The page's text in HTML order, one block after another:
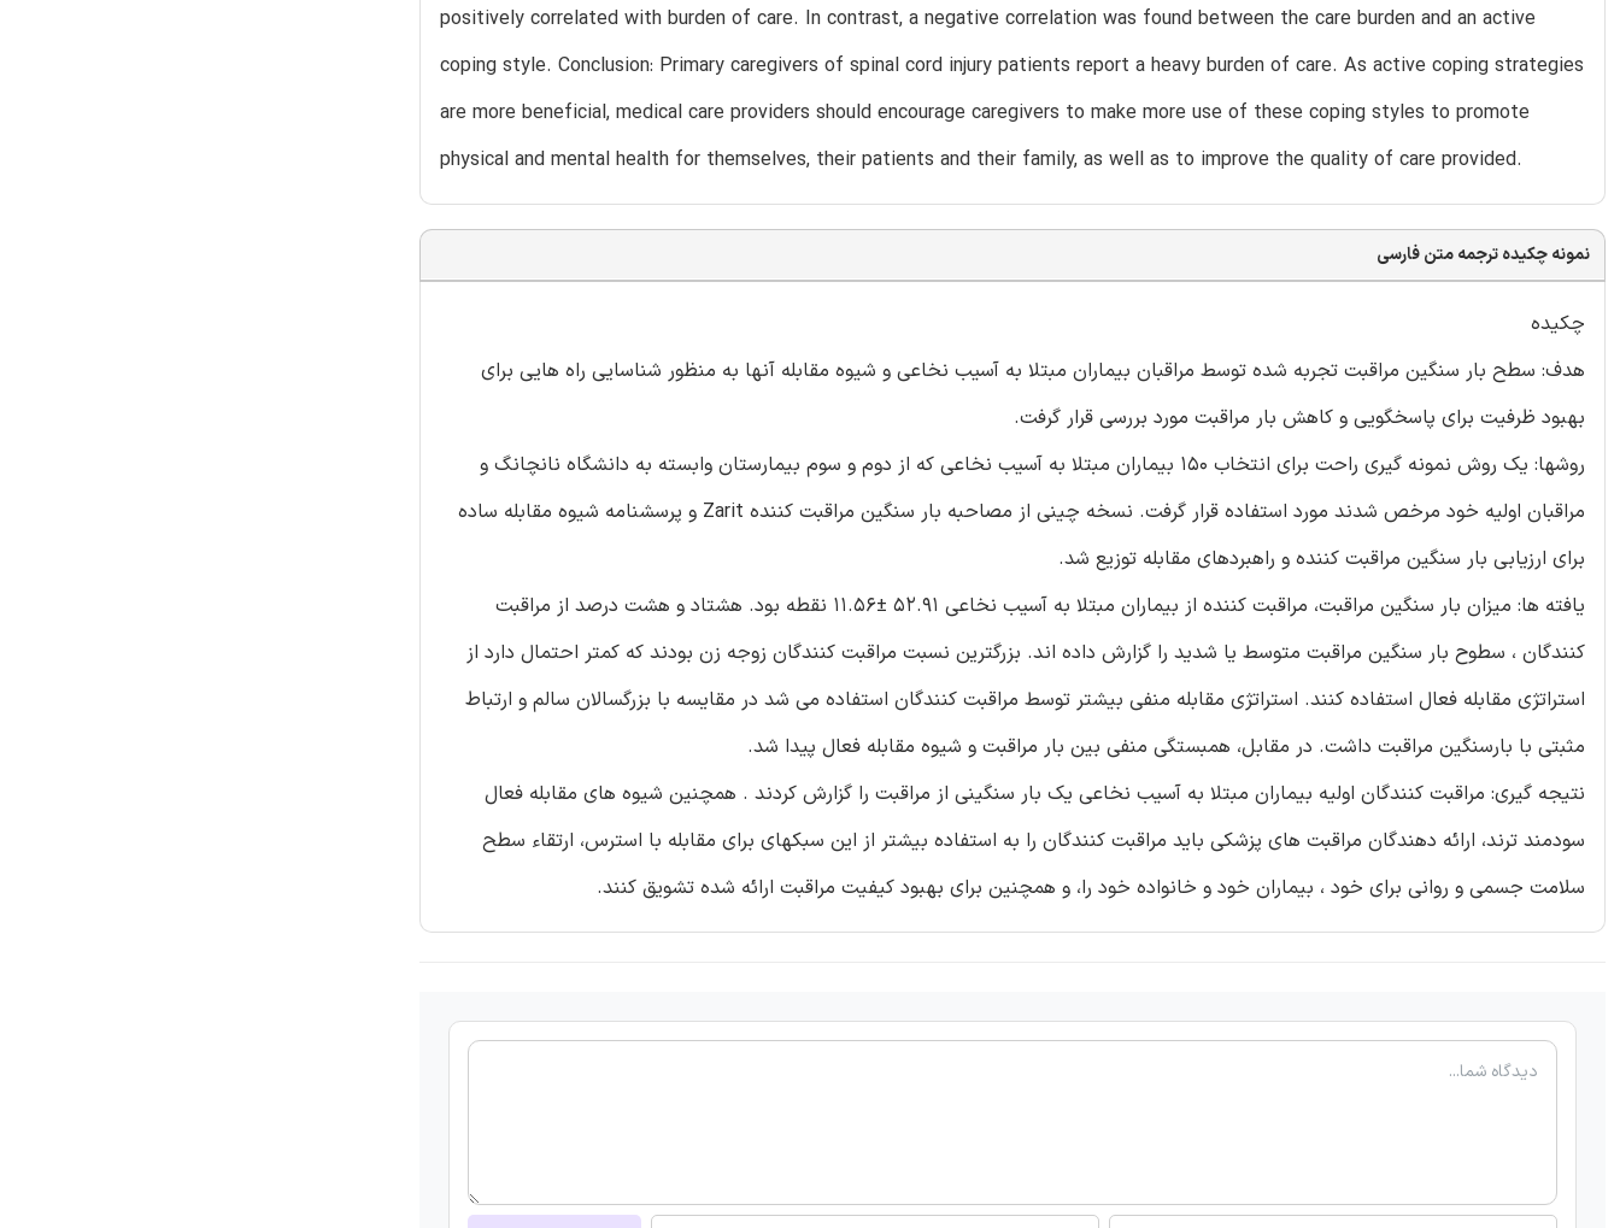
positively correlated with burden of care. In contrast, a negative correlation was found between the care burden and an active
coping style. Conclusion: Primary caregivers of spinal cord injury patients report a heavy burden of care. As active coping strategies
are more beneficial, medical care providers should encourage caregivers to make more use of these coping styles to promote
physical and mental health for themselves, their patients and their family, as well as to improve the quality of care provided.
نمونه چکیده ترجمه متن فارسی
چکیده
هدف: سطح بار سنگین مراقبت تجربه شده توسط مراقبان بیماران مبتلا به آسیب نخاعی و شیوه مقابله آنها به منظور شناسایی راه هایی برای
بهبود ظرفیت برای پاسخگویی و کاهش بار مراقبت مورد بررسی قرار گرفت.
روشها: یک روش نمونه گیری راحت برای انتخاب 150 بیماران مبتلا به آسیب نخاعی که از دوم و سوم بیمارستان وابسته به دانشگاه نانچانگ و
مراقبان اولیه خود مرخص شدند مورد استفاده قرار گرفت. نسخه چینی از مصاحبه بار سنگین مراقبت کننده Zarit و پرسشنامه شیوه مقابله ساده
برای ارزیابی بار سنگین مراقبت کننده و راهبردهای مقابله توزیع شد.
یافته ها: میزان بار سنگین مراقبت، مراقبت کننده از بیماران مبتلا به آسیب نخاعی 52.91 ±11.56 نقطه بود. هشتاد و هشت درصد از مراقبت
کنندگان ، سطوح بار سنگین مراقبت متوسط یا شدید را گزارش داده اند. بزرگترین نسبت مراقبت کنندگان زوجه زن بودند که کمتر احتمال دارد از
استراتژی مقابله فعال استفاده کنند. استراتژی مقابله منفی بیشتر توسط مراقبت کنندگان استفاده می شد در مقایسه با بزرگسالان سالم و ارتباط
مثبتی با بارسنگین مراقبت داشت. در مقابل، همبستگی منفی بین بار مراقبت و شیوه مقابله فعال پیدا شد.
نتیجه گیری: مراقبت کنندگان اولیه بیماران مبتلا به آسیب نخاعی یک بار سنگینی از مراقبت را گزارش کردند . همچنین شیوه های مقابله فعال
سودمند ترند، ارائه دهندگان مراقبت های پزشکی باید مراقبت کنندگان را به استفاده بیشتر از این سبکهای برای مقابله با استرس، ارتقاء سطح
سلامت جسمی و روانی برای خود ، بیماران خود و خانواده خود را، و همچنین برای بهبود کیفیت مراقبت ارائه شده تشویق کنند.